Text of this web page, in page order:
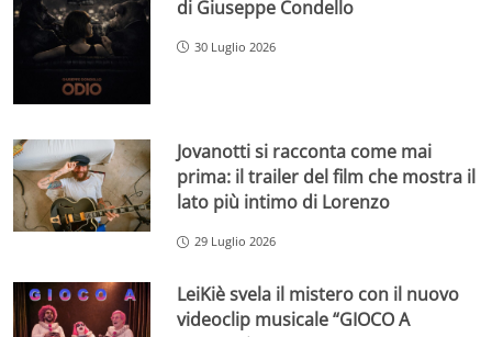
di Giuseppe Condello
30 Luglio 2026
Jovanotti si racconta come mai
prima: il trailer del film che mostra il
lato più intimo di Lorenzo
29 Luglio 2026
LeiKiè svela il mistero con il nuovo
videoclip musicale “GIOCO A